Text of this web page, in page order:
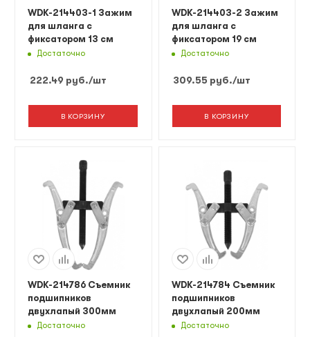
WDK-214403-1 Зажим
для шланга с
фиксатором 13 см
Достаточно
222.49 руб./шт
В КОРЗИНУ
WDK-214403-2 Зажим
для шланга с
фиксатором 19 см
Достаточно
309.55 руб./шт
В КОРЗИНУ
WDK-214786 Съемник
подшипников
двухлапый 300мм
Достаточно
WDK-214784 Съемник
подшипников
двухлапый 200мм
Достаточно